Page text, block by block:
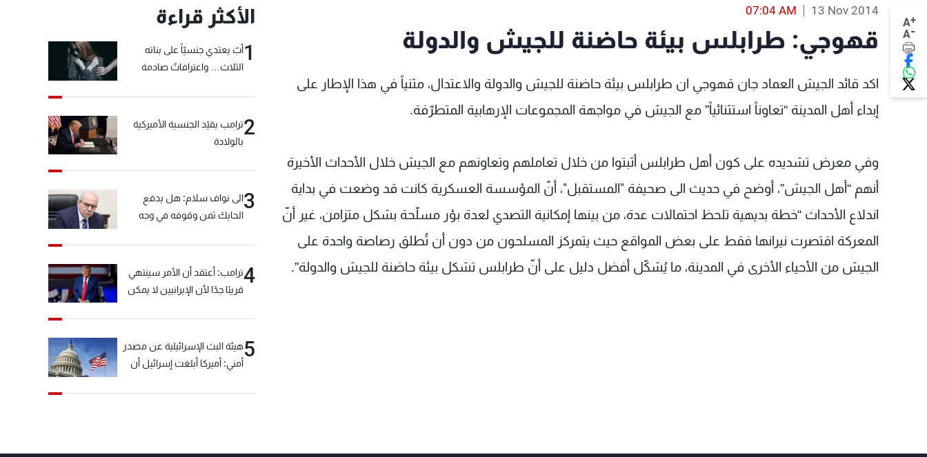
A+
A-
13 Nov 2014
07:04 AM
قهوجي: طرابلس بيئة حاضنة للجيش والدولة
اكد قائد الجيش العماد جان قهوجي ان طرابلس بيئة حاضنة للجيش والدولة والاعتدال، مثنياً في هذا الإطار على
إبداء أهل المدينة “تعاوناً استثنائياً” مع الجيش في مواجهة المجموعات الإرهابية المتطرّفة.
وفي معرض تشديده على كون أهل طرابلس أثبتوا من خلال تعاملهم وتعاونهم مع الجيش خلال الأحداث الأخيرة
أنهم “أهل الجيش”، أوضح في حديث الى صحيفة "المستقبل"، أنّ المؤسسة العسكرية كانت قد وضعت في بداية
اندلاع الأحداث “خطة بديهية تلحظ احتمالات عدة، من بينها إمكانية التصدي لعدة بؤر مسلّحة بشكل متزامن، غير أنّ
المعركة اقتصرت نيرانها فقط على بعض المواقع حيث يتمركز المسلحون من دون أن تُطلق رصاصة واحدة على
الجيش من الأحياء الأخرى في المدينة، ما يُشكّل أفضل دليل على أنّ طرابلس تشكل بيئة حاضنة للجيش والدولة”.
الأكثر قراءة
1أبٌ يعتدي جنسيّاً على بناته
الثلاث… واعترافاتٌ صادمة
2ترامب يقيّد الجنسية الأميركية
بالولادة
3الى نواف سلام: هل يدفع
الحايك ثمن وقوفه في وجه
4ترامب: أعتقد أن الأمر سينتهي
قريبًا جدًا لأن الإيرانيين لا يمكن
5هيئة البث الإسرائيلية عن مصدر
أمني: أميركا أبلغت إسرائيل أن